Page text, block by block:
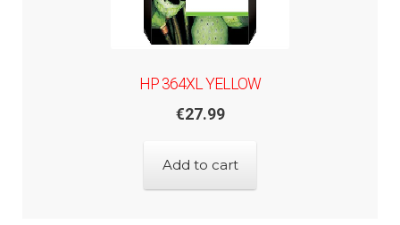
HP 364XL YELLOW
€27.99
Add to cart